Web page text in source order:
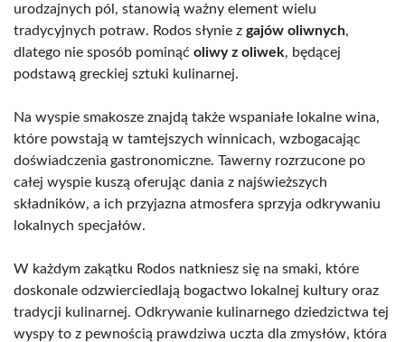
urodzajnych pól, stanowią ważny element wielu
tradycyjnych potraw. Rodos słynie z gajów oliwnych,
dlatego nie sposób pominąć oliwy z oliwek, będącej
podstawą greckiej sztuki kulinarnej.
Na wyspie smakosze znajdą także wspaniałe lokalne wina,
które powstają w tamtejszych winnicach, wzbogacając
doświadczenia gastronomiczne. Tawerny rozrzucone po
całej wyspie kuszą oferując dania z najświeższych
składników, a ich przyjazna atmosfera sprzyja odkrywaniu
lokalnych specjałów.
W każdym zakątku Rodos natkniesz się na smaki, które
doskonale odzwierciedlają bogactwo lokalnej kultury oraz
tradycji kulinarnej. Odkrywanie kulinarnego dziedzictwa tej
wyspy to z pewnością prawdziwa uczta dla zmysłów, która